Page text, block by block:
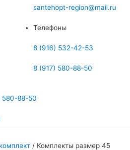
santehopt-region@mail.ru
Телефоны
8 (916) 532-42-53
8 (917) 580-88-50
580-88-50
/ Комплекты размер 45